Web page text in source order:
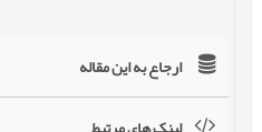
ارجاع به این مقاله